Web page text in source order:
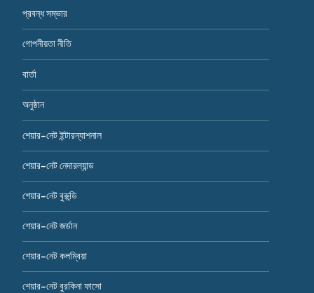
প্রবন্ধ সম্ভার
গোপনীয়তা নীতি
বার্তা
অনুষ্ঠান
শেয়ার-নেট ইন্টারন্যাশনাল
শেয়ার-নেট নেদারল্যান্ড
শেয়ার-নেট বুরুন্ডি
শেয়ার-নেট জর্ডান
শেয়ার-নেট কলম্বিয়া
শেয়ার-নেট বুরকিনা ফাসো